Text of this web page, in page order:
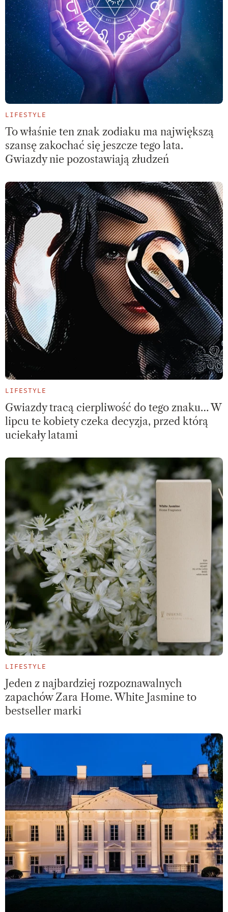
LIFESTYLE
To właśnie ten znak zodiaku ma największą
szansę zakochać się jeszcze tego lata.
Gwiazdy nie pozostawiają złudzeń
LIFESTYLE
Gwiazdy tracą cierpliwość do tego znaku… W
lipcu te kobiety czeka decyzja, przed którą
uciekały latami
LIFESTYLE
Jeden z najbardziej rozpoznawalnych
zapachów Zara Home. White Jasmine to
bestseller marki